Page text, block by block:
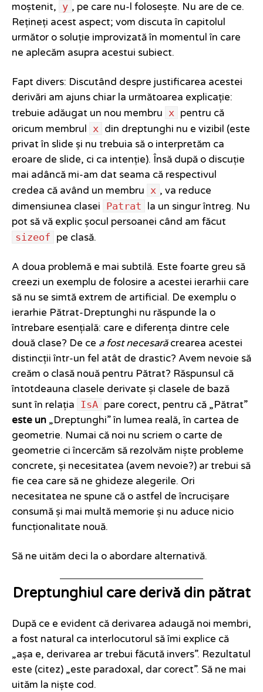
moștenit, y , pe care nu-l folosește. Nu are de ce.
Rețineți acest aspect; vom discuta în capitolul
următor o soluție improvizată în momentul în care
ne aplecăm asupra acestui subiect.
Fapt divers: Discutând despre justificarea acestei
derivări am ajuns chiar la următoarea explicație:
trebuie adăugat un nou membru x pentru că
oricum membrul x din dreptunghi nu e vizibil (este
privat în slide și nu trebuia să o interpretăm ca
eroare de slide, ci ca intenție). Însă după o discuție
mai adâncă mi-am dat seama că respectivul
credea că având un membru x , va reduce
dimensiunea clasei Patrat la un singur întreg. Nu
pot să vă explic șocul persoanei când am făcut
sizeof pe clasă.
A doua problemă e mai subtilă. Este foarte greu să
creezi un exemplu de folosire a acestei ierarhii care
să nu se simtă extrem de artificial. De exemplu o
ierarhie Pătrat-Dreptunghi nu răspunde la o
întrebare esențială: care e diferența dintre cele
două clase? De ce a fost necesarăcrearea acestei
distincții într-un fel atât de drastic? Avem nevoie să
creăm o clasă nouă pentru Pătrat? Răspunsul că
întotdeauna clasele derivate și clasele de bază
sunt în relația IsA pare corect, pentru că „Pătrat”
este un „Dreptunghi” în lumea reală, în cartea de
geometrie. Numai că noi nu scriem o carte de
geometrie ci încercăm să rezolvăm niște probleme
concrete, și necesitatea (avem nevoie?) ar trebui să
fie cea care să ne ghideze alegerile. Ori
necesitatea ne spune că o astfel de încrucișare
consumă și mai multă memorie și nu aduce nicio
funcționalitate nouă.
Să ne uităm deci la o abordare alternativă.
Dreptunghiul care derivă din pătrat
După ce e evident că derivarea adaugă noi membri,
a fost natural ca interlocutorul să îmi explice că
„așa e, derivarea ar trebui făcută invers”. Rezultatul
este (citez) „este paradoxal, dar corect”. Să ne mai
uităm la niște cod.